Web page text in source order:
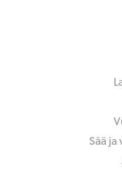
Sää ja